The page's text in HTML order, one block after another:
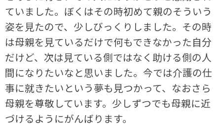
ていました。ぼくはその時初めて親のそういう
姿を見たので、少しびっくりしました。その時
は母親を見ているだけで何もできなかった自分
だけど、次は見ている側ではなく助ける側の人
間になりたいなと思いました。今では介護の仕
事に就きたいという夢も見つかって、なおさら
母親を尊敬しています。少しずつでも母親に近
づけるようにがんばります。